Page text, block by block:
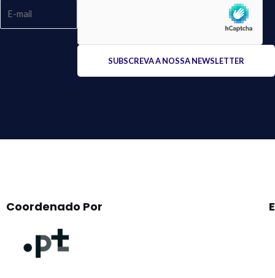
Coordenado Por